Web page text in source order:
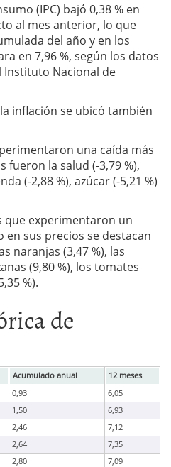
(IPC) bajó 0,38 % en
al mes anterior, lo que
del año y en los
en 7,96 %, según los datos
Nacional de
inflación se ubicó también
una caída más
fueron la salud (-3,79 %),
(-2,88 %), azúcar (-5,21 %)
que experimentaron un
sus precios se destacan
naranjas (3,47 %), las
(9,80 %), los tomates
%).
de
Acumulado anual
12 meses
0,93
6,05
1,50
6,93
2,46
7,12
2,64
7,35
2,80
7,09